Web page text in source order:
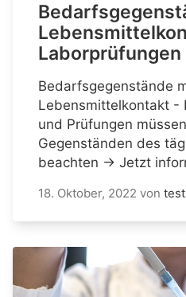
Bedarfsgegenstände
Lebensmittelkontakt -
und Prüfungen
Gegenständen des
beachten → Jetzt
18. Oktober, 2022 von